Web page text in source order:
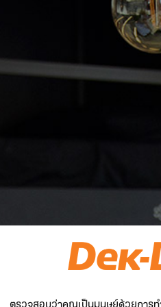
ตรวจสอบว่าคุณเป็นมนุษย์ด้วยการท